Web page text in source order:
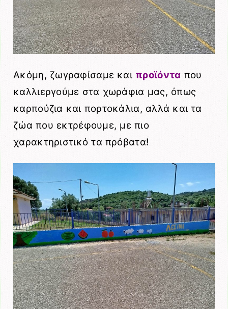
Ακόμη, ζωγραφίσαμε και προϊόντα που
καλλιεργούμε στα χωράφια μας, όπως
καρπούζια και πορτοκάλια, αλλά και τα
ζώα που εκτρέφουμε, με πιο
χαρακτηριστικό τα πρόβατα!